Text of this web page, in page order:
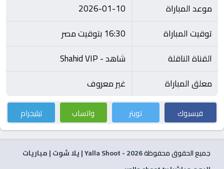
موعد المباراة
2026-01-10
توقيت المباراة
16:30 بتوقيت مصر
القناة الناقلة
شاهد - Shahid VIP
معلق المباراة
غير معروف
فيسبوك تويتر واتساب تيليجرام
جميع الحقوق محفوظة2026
- Yalla Shoot | يلا شوت | مباريات